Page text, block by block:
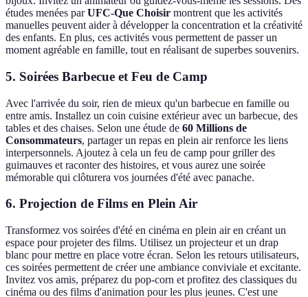
études menées parUFC-Que Choisir montrent que les activités
manuelles peuvent aider à développer la concentration et la créativité
des enfants. En plus, ces activités vous permettent de passer un
moment agréable en famille, tout en réalisant de superbes souvenirs.
5. Soirées Barbecue et Feu de Camp
Avec l'arrivée du soir, rien de mieux qu'un barbecue en famille ou
entre amis. Installez un coin cuisine extérieur avec un barbecue, des
tables et des chaises. Selon une étude de 60 Millions de
Consommateurs, partager un repas en plein air renforce les liens
interpersonnels. Ajoutez à cela un feu de camp pour griller des
guimauves et raconter des histoires, et vous aurez une soirée
mémorable qui clôturera vos journées d'été avec panache.
6. Projection de Films en Plein Air
Transformez vos soirées d'été en cinéma en plein air en créant un
espace pour projeter des films. Utilisez un projecteur et un drap
blanc pour mettre en place votre écran. Selon les retours utilisateurs,
ces soirées permettent de créer une ambiance conviviale et excitante.
Invitez vos amis, préparez du pop-corn et profitez des classiques du
cinéma ou des films d'animation pour les plus jeunes. C'est une